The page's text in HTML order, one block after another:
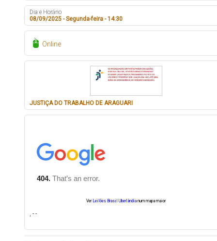
Dia e Horário
08/09/2025 - Segunda-feira - 14:30
Online
JUSTIÇA DO TRABALHO DE ARAGUARI
Ver Leilões Brasil Uberlândia num mapa maior
, - -